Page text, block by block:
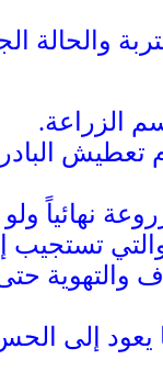
الزراعة.
تعطيش
نهائياً
والتي
حتى
إلى